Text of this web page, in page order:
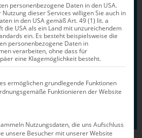
(SV Halle): 3m, 3m-
Rostock/nur
(SV Halle): 3m-
(SV Halle): 3m,
personenbezogene Daten in den USA.
dieser Services willigen Sie auch in
in den USA gemäß Art. 49 (1) lit. a
die USA als ein Land mit unzureichendem
ein. Es besteht beispielsweise die
personenbezogene Daten in
verarbeiten, ohne dass für
eine Klagemöglichkeit besteht.
der Service-Gruppen, für die
ermöglichen grundlegende Funktionen
Funktionieren der Website
Nutzungsdaten, die uns Aufschluss
unsere Besucher mit unserer Website